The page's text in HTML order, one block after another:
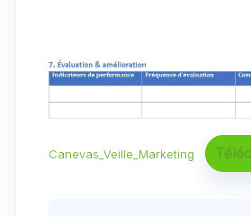
Canevas_Veille_Marketing